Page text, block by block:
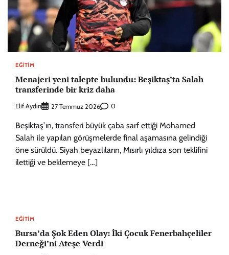
EĞITIM
Menajeri yeni talepte bulundu: Beşiktaş’ta Salah
transferinde bir kriz daha
Elif Aydın 27 Temmuz 2026 0
Beşiktaş’ın, transferi büyük çaba sarf ettiği Mohamed
Salah ile yapılan görüşmelerde final aşamasına gelindiği
öne sürüldü. Siyah beyazlıların, Mısırlı yıldıza son teklifini
ilettiği ve beklemeye […]
EĞITIM
Bursa’da Şok Eden Olay: İki Çocuk Fenerbahçeliler
Derneği’ni Ateşe Verdi